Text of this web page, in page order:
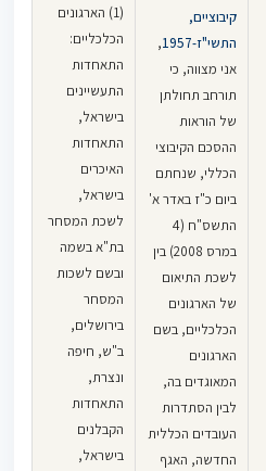
עלות נסיעה
בתחבורה
ציבורית. בכל
מקרה, הזכאות
קמה זאת
בתנאי שהעובד
אינו מוסע על
חשבון
המעסיק,
כקבוע בסעיף
6.
האמור נפסק
לעניין צו
ההרחבה אך
רלוונטי גם
להוראות
ההסכם הקיבוצי
בהסכמה על
שכר נטו לצורך
קביעה כי השכר
כולל דמי
נסיעה, אלא
נדרשת הסכמה
מפורשת וחד
משמעית.
לצד זאת,
נקבע בעע
1144/04‏ ‏
אברהם מרחיב
נ' אברהם
מרחיב,
מקום בו גדל
שכרו של
קיבוציים,
התשי"ז-1957
,
אני מצווה, כי
תורחב תחולתן
של הוראות
ההסכם הקיבוצי
הכללי, שנחתם
ביום כ"ז באדר א'
התשס"ח (4
במרס 2008) בין
לשכת התיאום
של הארגונים
הכלכליים, בשם
הארגונים
המאוגדים בה,
לבין הסתדרות
העובדים הכללית
החדשה, האגף
(1) הארגונים
הכלכליים:
התאחדות
התעשיינים
בישראל,
התאחדות
האיכרים
בישראל,
לשכת המסחר
בת"א בשמה
ובשם לשכות
המסחר
בירושלים,
ב"ש, חיפה
ונצרת,
התאחדות
הקבלנים
בישראל,